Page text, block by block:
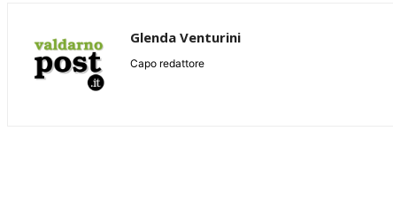
Glenda Venturini
Capo redattore